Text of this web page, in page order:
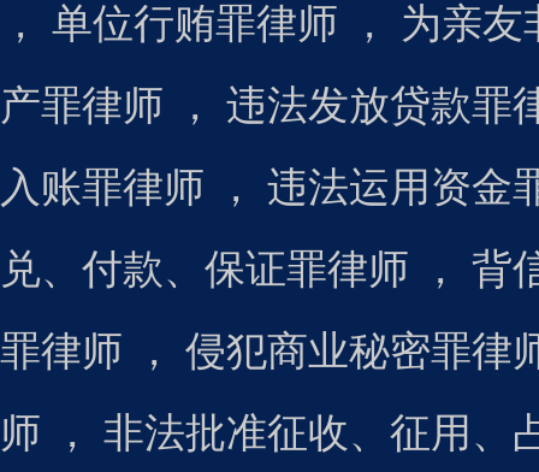
，
单位行贿罪律师 ，
为亲友
产罪律师
，
违法发放贷款罪
入账罪律师
，
违法运用资金
兑、付款、保证罪律师
，
背
罪律师
，
侵犯商业秘密罪律
师
，
非法批准征收、征用、